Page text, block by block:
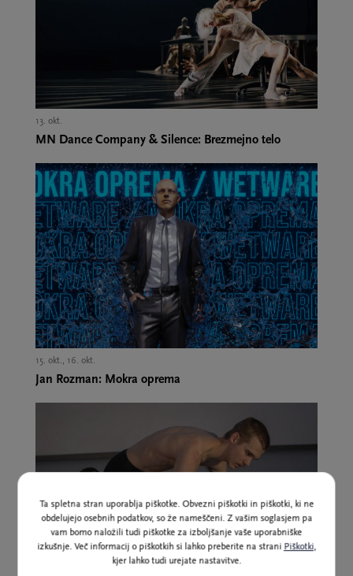
13. okt.,
MN Dance Company & Silence: Brezmejno telo
15. okt., 16. okt.,
Jan Rozman: Mokra oprema
Ta spletna stran uporablja piškotke. Obvezni piškotki in piškotki, ki ne
obdelujejo osebnih podatkov, so že nameščeni. Z vašim soglasjem pa
vam bomo naložili tudi piškotke za izboljšanje vaše uporabniške
izkušnje. Več informacij o piškotkih si lahko preberite na strani Piškotki,
kjer lahko tudi urejate nastavitve.